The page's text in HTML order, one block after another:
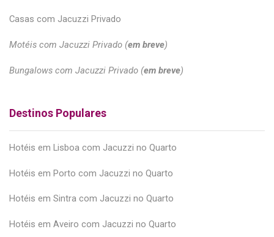
Casas com Jacuzzi Privado
Motéis com Jacuzzi Privado (em breve)
Bungalows com Jacuzzi Privado (em breve)
Destinos Populares
Hotéis em Lisboa com Jacuzzi no Quarto
Hotéis em Porto com Jacuzzi no Quarto
Hotéis em Sintra com Jacuzzi no Quarto
Hotéis em Aveiro com Jacuzzi no Quarto